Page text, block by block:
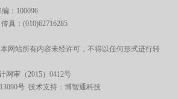
：100096
真：(010)62716285
网站所有内容未经许可，不得以任何形式进行转
网审（2015）0412号
号 技术支持： 博智通科技